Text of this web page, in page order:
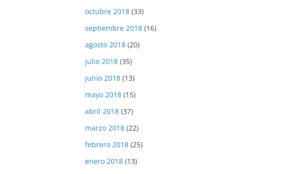
octubre 2018 (33)
septiembre 2018 (16)
agosto 2018 (20)
julio 2018 (35)
junio 2018 (13)
mayo 2018 (15)
abril 2018 (37)
marzo 2018 (22)
febrero 2018 (25)
enero 2018 (13)